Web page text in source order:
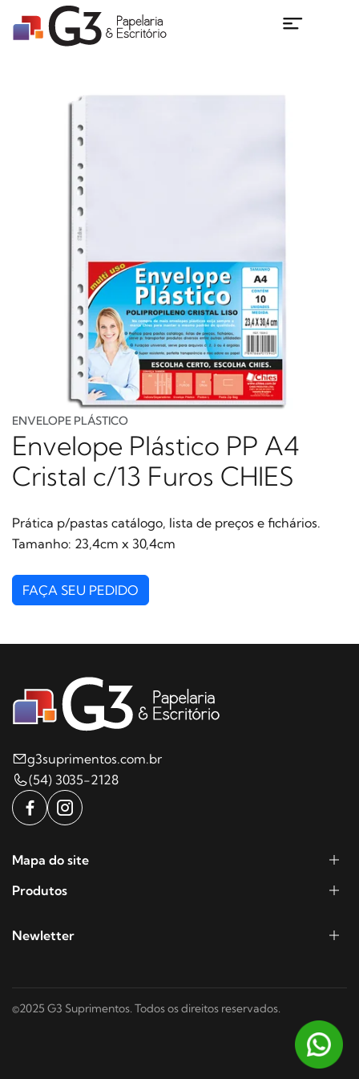
ENVELOPE PLÁSTICO
Envelope Plástico PP A4
Cristal c/13 Furos CHIES
Prática p/pastas catálogo, lista de preços e fichários.
Tamanho: 23,4cm x 30,4cm
FAÇA SEU PEDIDO
g3suprimentos.com.br
(54) 3035-2128
Mapa do site
Produtos
Newletter
©2025 G3 Suprimentos. Todos os direitos reservados.